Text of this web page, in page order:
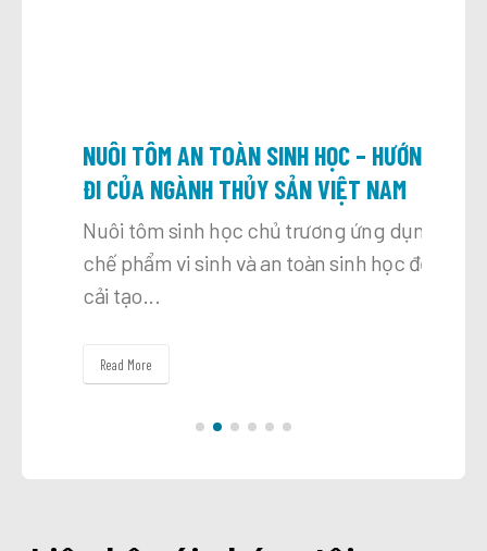
NUÔI TÔM AN TOÀN SINH HỌC – HƯỚNG
ĐI CỦA NGÀNH THỦY SẢN VIỆT NAM
Nuôi tôm sinh học chủ trương ứng dụng
chế phẩm vi sinh và an toàn sinh học để
cải tạo...
Read More